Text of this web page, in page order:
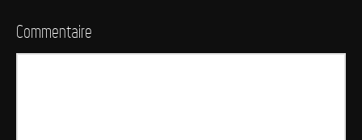
Commentaire